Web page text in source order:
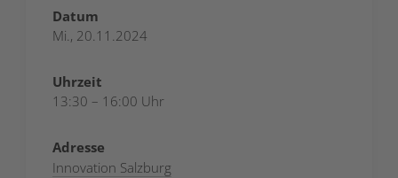
Datum
Mi., 20.11.2024
Uhrzeit
13:30 – 16:00 Uhr
Adresse
Innovation Salzburg